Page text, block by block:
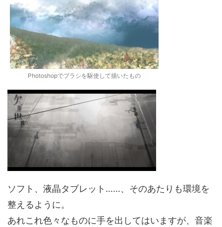
Photoshopでブラシを駆使して描いたもの
ソフト、液晶タブレット……、そのあたりも環境を
整えるように。
あれこれ色々なものに手を出してはいますが、音楽